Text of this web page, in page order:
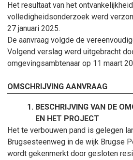
Het resultaat van het
volledigheidsonderzoek werd
27 januari 2025.
De aanvraag volgde de
Volgend verslag werd uitgebracht
omgevingsambtenaar op 11 maart
OMSCHRIJVING AANVRAAG
BESCHRIJVING VAN DE
EN HET PROJECT
Het te verbouwen pand is gelegen
Brugsesteenweg in de wijk Brugse
wordt gekenmerkt door gesloten